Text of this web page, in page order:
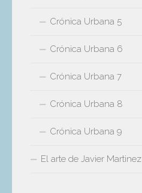
Crónica Urbana 5
Crónica Urbana 6
Crónica Urbana 7
Crónica Urbana 8
Crónica Urbana 9
El arte de Javier Martinez